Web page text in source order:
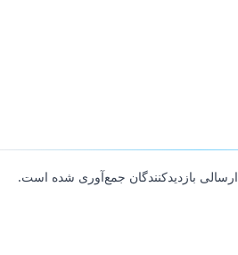
ارسالی بازدیدکنندگان جمع‌آوری شده است.